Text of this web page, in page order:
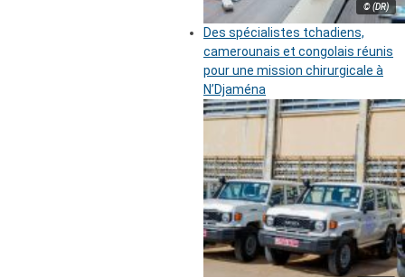
© (DR)
Des spécialistes tchadiens,
camerounais et congolais réunis
pour une mission chirurgicale à
N’Djaména